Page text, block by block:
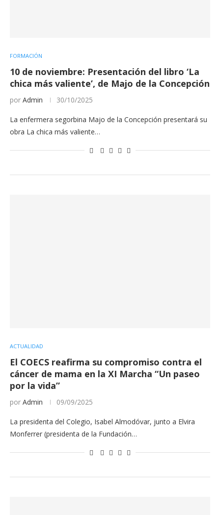
FORMACIÓN
10 de noviembre: Presentación del libro ‘La
chica más valiente’, de Majo de la Concepción
por Admin 30/10/2025
La enfermera segorbina Majo de la Concepción presentará su
obra La chica más valiente…
ACTUALIDAD
El COECS reafirma su compromiso contra el
cáncer de mama en la XI Marcha “Un paseo
por la vida”
por Admin 09/09/2025
La presidenta del Colegio, Isabel Almodóvar, junto a Elvira
Monferrer (presidenta de la Fundación…